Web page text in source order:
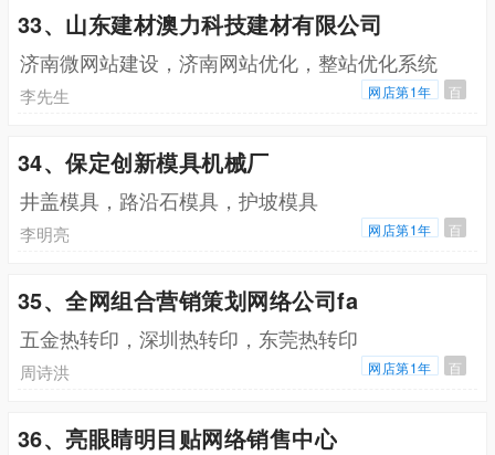
33、山东建材澳力科技建材有限公司
济南微网站建设，济南网站优化，整站优化系统
李先生 网店第1年 百
34、保定创新模具机械厂
井盖模具，路沿石模具，护坡模具
李明亮 网店第1年 百
35、全网组合营销策划网络公司fa
五金热转印，深圳热转印，东莞热转印
周诗洪 网店第1年 百
36、亮眼睛明目贴网络销售中心